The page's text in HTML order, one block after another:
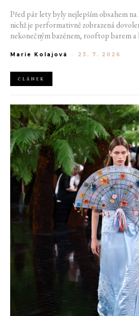
Před pár lety byly nejlepším obsahem
nichž je performativně zobrazená
nekonečným bazénem, rooftop barem
horách. Ranní koupání v lomu. Výlet
Marie Kolajová - 23. 7. 2026
ČLÁNEK